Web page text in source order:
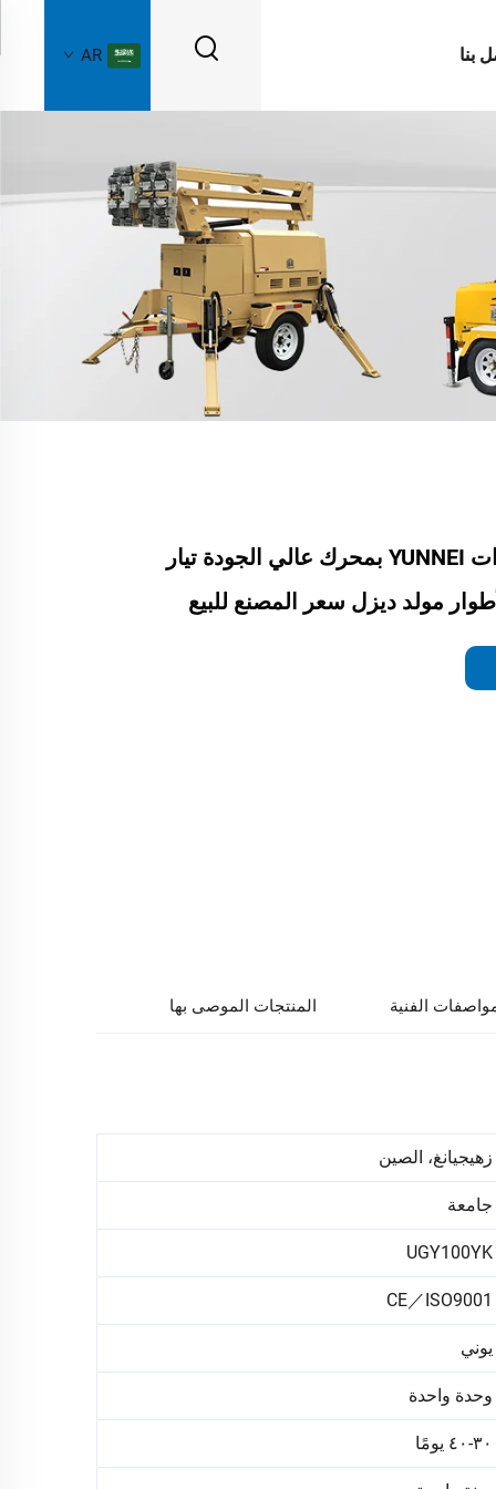
بنا AR
مجموعة مولدات YUNNEI بمحرك عالي الجودة تيار
مولد ديزل سعر المصنع للبيع
الفنية المنتجات الموصى بها
زهيجيانغ، الصين
جامعة
UGY100YK
CE／ISO9001
يوني
وحدة واحدة
٣٠-٤٠ يومًا